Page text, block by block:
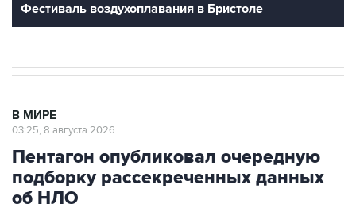
Фестиваль воздухоплавания в Бристоле
В МИРЕ
03:25, 8 августа 2026
Пентагон опубликовал очередную
подборку рассекреченных данных
об НЛО